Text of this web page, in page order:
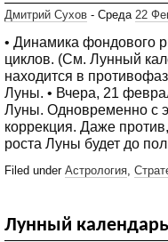
Дмитрий Сухов - Среда 22
• Динамика фондового
циклов. (См. Лунный
находится в
Луны. • Вчера, 21
Луны. Одновременно с
коррекция. Даже
роста Луны будет до
Filed under Астрология
Лунный